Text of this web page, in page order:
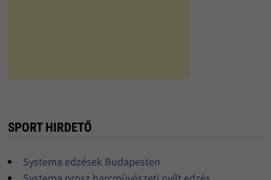
SPORT HIRDETŐ
Systema edzések Budapesten